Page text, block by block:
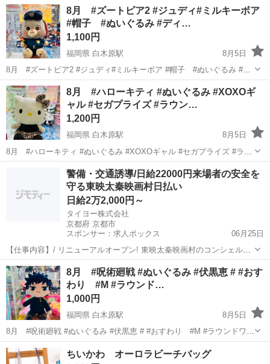
8月 #ズートピア2 #ジュディ#ミルキーボア
#帽子 #ぬいぐるみ #ディ…
1,100円
福岡県 白木原駅
8月5日
8月 #ズートピア2 #ジュディ#ミルキーボア #帽子 #ぬいぐるみ #デ
ィズニー#Disney #クレーンゲーム #ＵＦＯキャッチャー #景品#ラウン
ドワン クレーンゲームの景品です フェルト生地でふわもこ かわい
い...
福岡 大野城市 クレーンゲーム
8月 #ハローキティ #ぬいぐるみ #XOXOギ
ャル #セガプライズ #ラウン…
1,200円
福岡県 白木原駅
8月5日
8月 #ハローキティ #ぬいぐるみ #XOXOギャル #セガプライズ #ラウ
ンドワン #クレーンゲーム #ＵＦＯキャッチャー #景品 #大きい #ビッ
グ クレーンゲーム景品 エモカワです 収穫日 2026年8月 タグ...
大野城市 白木原駅 おもちゃ セガプライズ
警備・交通誘導/日給22000円来場者の安全を
守る東映太秦映画村日払い
日給2万2,000円～
タイヨー株式会社
京都府 京都市
スポンサー：求人ボックス
06月25日
【仕事内容】/ リニューアルオープン! 東映太秦映画村のコンシェルジ
ュ! お仕事内容 リニューアルオープンする東映太秦映画村での 警備ス
タッフをお願いします! 目指せ!「おもてなし」のできる警備員! 具体的
には…? ・出入管理業務...
アルバイト・パート
8月 #呪術廻戦 #ぬいぐるみ #伏黒恵 # #おす
わり #M #ラウンド…
1,000円
福岡県 白木原駅
8月5日
8月 #呪術廻戦 #ぬいぐるみ #伏黒恵 # #おすわり #M #ラウンドワン
#クレーンゲーム #ＵＦＯキャッチャー #景品 かわいいサイズです #虎
杖悠仁 とご一緒にいかがですか？ 収穫日 2026年8月 タグ...
福岡 大野城市 白木原駅 おもちゃ 呪術廻戦
ちいかわ オーロラビーチバッグ